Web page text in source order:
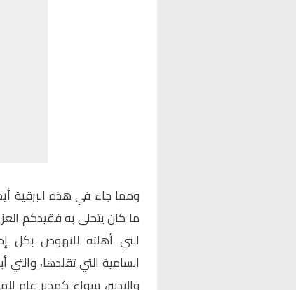
ومما جاء في هذه البرقية
ما كان يتحلى به فقيدكم
التي أهلته للنهوض بكل
السامية التي تقلدها،
والتدبير، سواء كمدير عام